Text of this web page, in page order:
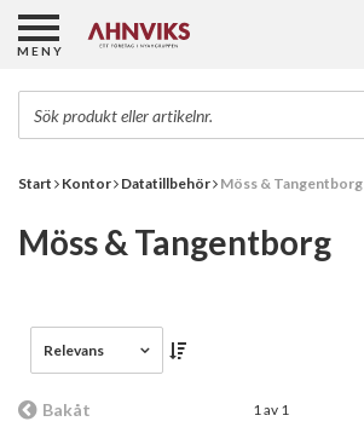
Start Kontor Datatillbehör Möss & Tangentborg
Möss & Tangentborg
Relevans
Bakåt 1 av 1
MENY